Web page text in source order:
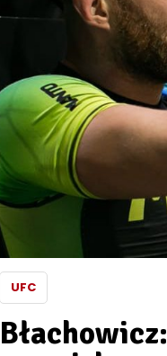
UFC